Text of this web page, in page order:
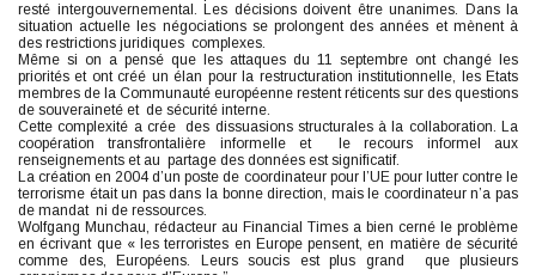
resté intergouvernemental. Les décisions doivent être unanimes. Dans la
situation actuelle les négociations se prolongent des années et mènent à
des restrictions juridiques complexes.
Même si on a pensé que les attaques du 11 septembre ont changé les
priorités et ont créé un élan pour la restructuration institutionnelle, les Etats
membres de la Communauté européenne restent réticents sur des questions
de souveraineté et de sécurité interne.
Cette complexité a crée des dissuasions structurales à la collaboration. La
coopération transfrontalière informelle et le recours informel aux
renseignements et au partage des données est significatif.
La création en 2004 d’un poste de coordinateur pour l’UE pour lutter contre le
terrorisme était un pas dans la bonne direction, mais le coordinateur n’a pas
de mandat ni de ressources.
Wolfgang Munchau, rédacteur au Financial Times a bien cerné le problème
en écrivant que « les terroristes en Europe pensent, en matière de sécurité
comme des, Européens. Leurs soucis est plus grand que plusieurs